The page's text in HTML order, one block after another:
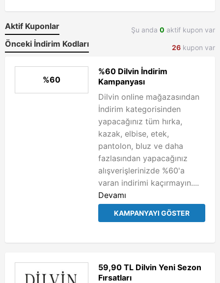
Aktif Kuponlar Şu anda 0 aktif kupon var
Önceki İndirim Kodları 26 kupon var
%60
%60 Dilvin İndirim
Kampanyası
Dilvin online mağazasından
İndirim kategorisinden
yapacağınız tüm hırka,
kazak, elbise, etek,
pantolon, bluz ve daha
fazlasından yapacağınız
alışverişlerinizde %60'a
varan indirimi kaçırmayın....
Devamı
KAMPANYAYI GÖSTER
59,90 TL Dilvin Yeni Sezon
Fırsatları